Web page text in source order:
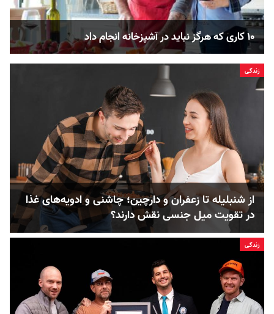
۱۰ کاری که هرگز نباید در آشپزخانه انجام داد
زندگی
از شنبلیله تا زعفران و دارچین؛ چاشنی و ادویه‌های غذا
در تقویت میل جنسی نقش دارند؟
زندگی